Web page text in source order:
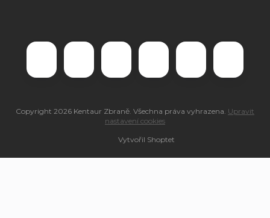
Vytvořil Shoptet
Copyright 2026 Kentaur Zbraně. Všechna práva vyhrazena. Upravit
nastavení cookies